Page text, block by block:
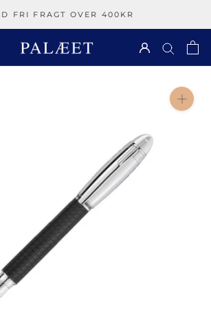
FRI FRAGT OVER 400KR